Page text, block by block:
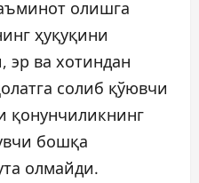
олишга
ҳуқуқини
эр ва хотиндан
солиб қўювчи
қонунчиликнинг
бошқа
олмайди.